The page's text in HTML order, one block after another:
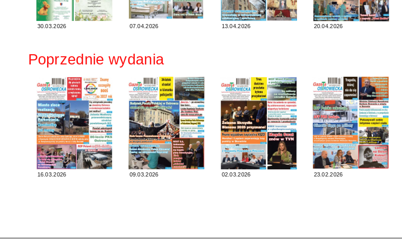
30.03.2026 07.04.2026 13.04.2026 20.04.2026
Poprzednie wydania
16.03.2026 09.03.2026 02.03.2026 23.02.2026